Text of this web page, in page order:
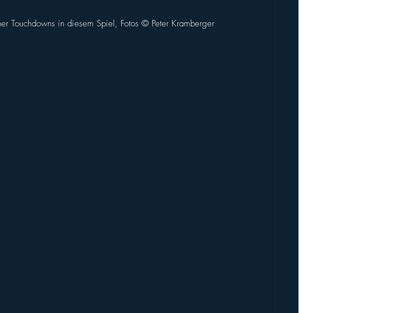
Touchdowns in diesem Spiel, Fotos ©️ Peter Kramberger